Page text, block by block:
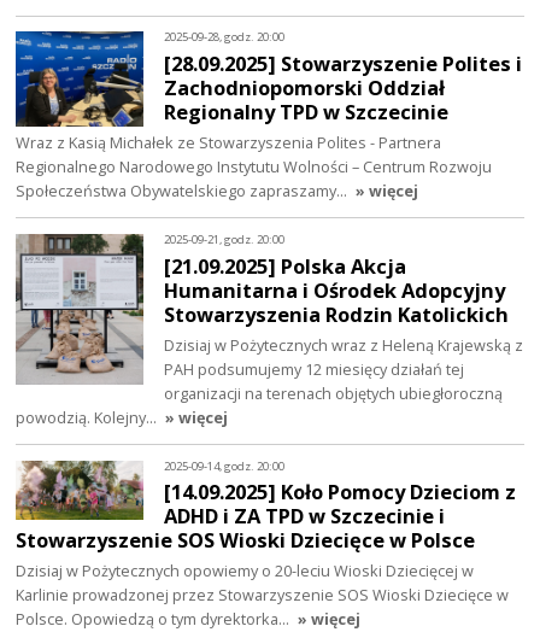
2025-09-28, godz. 20:00
[28.09.2025] Stowarzyszenie Polites i
Zachodniopomorski Oddział
Regionalny TPD w Szczecinie
Wraz z Kasią Michałek ze Stowarzyszenia Polites - Partnera
Regionalnego Narodowego Instytutu Wolności – Centrum Rozwoju
Społeczeństwa Obywatelskiego zapraszamy… » więcej
2025-09-21, godz. 20:00
[21.09.2025] Polska Akcja
Humanitarna i Ośrodek Adopcyjny
Stowarzyszenia Rodzin Katolickich
Dzisiaj w Pożytecznych wraz z Heleną Krajewską z
PAH podsumujemy 12 miesięcy działań tej
organizacji na terenach objętych ubiegłoroczną
powodzią. Kolejny… » więcej
2025-09-14, godz. 20:00
[14.09.2025] Koło Pomocy Dzieciom z
ADHD i ZA TPD w Szczecinie i
Stowarzyszenie SOS Wioski Dziecięce w Polsce
Dzisiaj w Pożytecznych opowiemy o 20-leciu Wioski Dziecięcej w
Karlinie prowadzonej przez Stowarzyszenie SOS Wioski Dziecięce w
Polsce. Opowiedzą o tym dyrektorka… » więcej